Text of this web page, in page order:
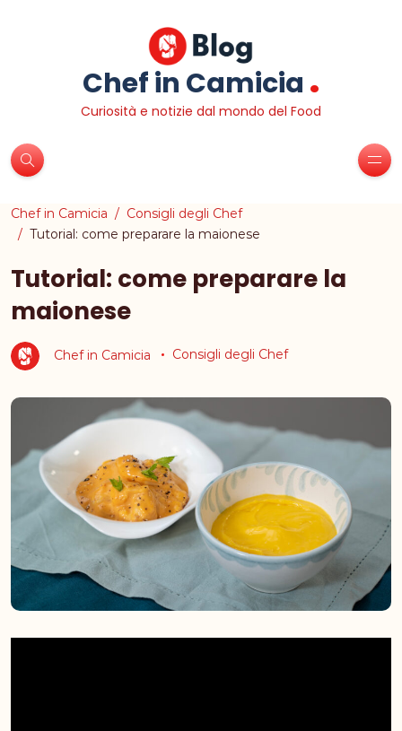
Chef in Camicia .
Curiosità e notizie dal mondo del Food
Chef in Camicia
Consigli degli Chef
Tutorial: come preparare la maionese
Tutorial: come preparare la
maionese
Chef in Camicia Consigli degli Chef